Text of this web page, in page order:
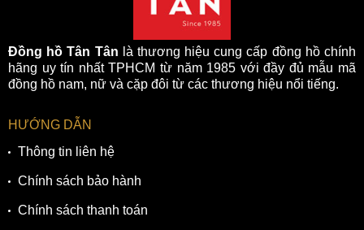
Đồng hồ Tân Tân là thương hiệu cung cấp đồng hồ chính
hãng uy tín nhất TPHCM từ năm 1985 với đầy đủ mẫu mã
đồng hồ nam, nữ và cặp đôi từ các thương hiệu nổi tiếng.
HƯỚNG DẪN
Thông tin liên hệ
Chính sách bảo hành
Chính sách thanh toán